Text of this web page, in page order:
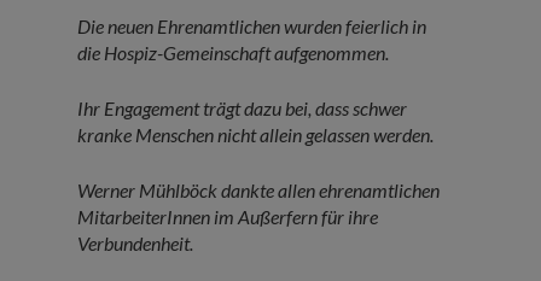
Die neuen Ehrenamtlichen wurden feierlich in
die Hospiz-Gemeinschaft aufgenommen.
Ihr Engagement trägt dazu bei, dass schwer
kranke Menschen nicht allein gelassen werden.
Werner Mühlböck dankte allen ehrenamtlichen
MitarbeiterInnen im Außerfern für ihre
Verbundenheit.